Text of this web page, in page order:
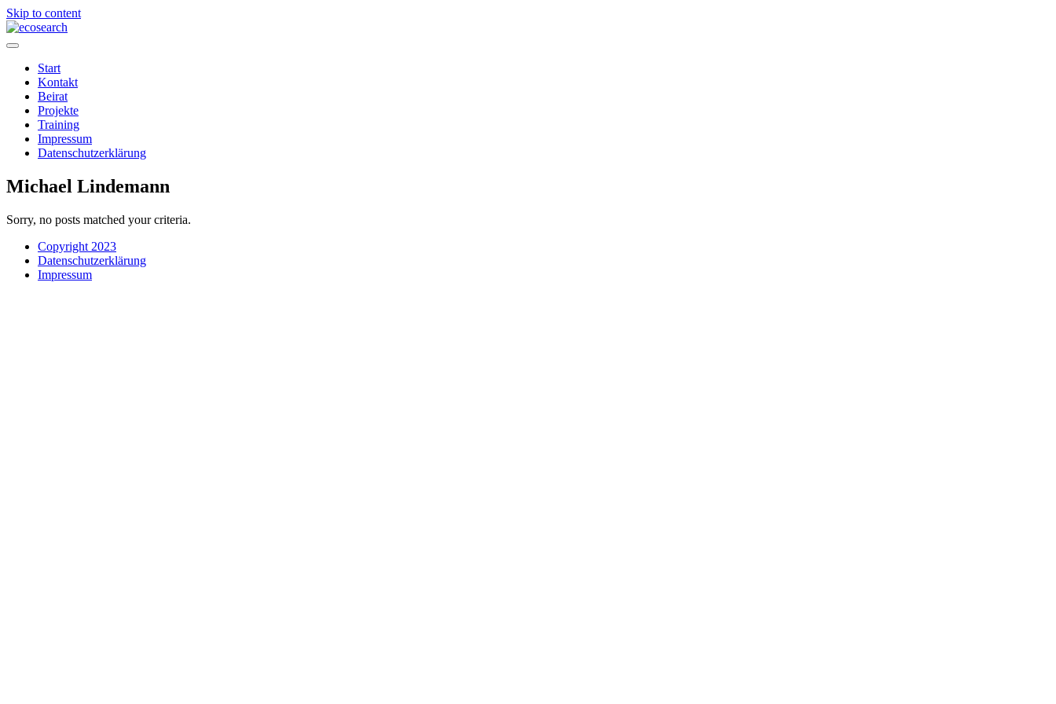
Skip to content
Start
Kontakt
Beirat
Projekte
Training
Impressum
Datenschutzerklärung
Michael Lindemann
Sorry, no posts matched your criteria.
Copyright 2023
Datenschutzerklärung
Impressum